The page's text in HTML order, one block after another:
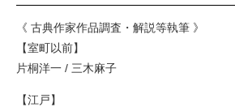
《 古典作家作品調査・解説等執筆 》
【室町以前】
片桐洋一 / 三木麻子
【江戸】